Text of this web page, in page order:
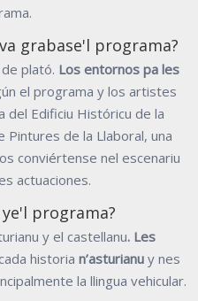
grabase'l programa?
plató. Los entornos pa les
el programa y los artistes
del Edificiu Históricu de la
Pintures de la Llaboral, una
conviértense nel escenariu
actuaciones.
programa?
y el castellanu. Les
historia n’asturianu y nes
la llingua vehicular.